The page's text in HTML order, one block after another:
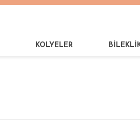
KOLYELER